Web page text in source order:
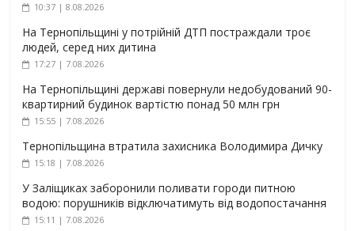
10:37 | 8.08.2026
На Тернопільщині у потрійній ДТП постраждали троє
людей, серед них дитина
17:27 | 7.08.2026
На Тернопільщині державі повернули недобудований 90-
квартирний будинок вартістю понад 50 млн грн
15:55 | 7.08.2026
Тернопільщина втратила захисника Володимира Дичку
15:18 | 7.08.2026
У Заліщиках заборонили поливати городи питною
водою: порушників відключатимуть від водопостачання
15:11 | 7.08.2026